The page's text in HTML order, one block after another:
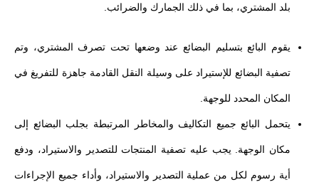
بلد المشتري، بما في ذلك الجمارك والضرائب.
يقوم البائع بتسليم البضائع عند وضعها تحت تصرف المشتري، وتم
تصفية البضائع للإستيراد على وسيلة النقل القادمة جاهزة للتفريغ في
المكان المحدد للوجهة.
يتحمل البائع جميع التكاليف والمخاطر المرتبطة بجلب البضائع إلى
مكان الوجهة. يجب عليه تصفية المنتجات للتصدير والاستيراد، ودفع
أية رسوم لكل من عملية التصدير والاستيراد، وأداء جميع الإجراءات